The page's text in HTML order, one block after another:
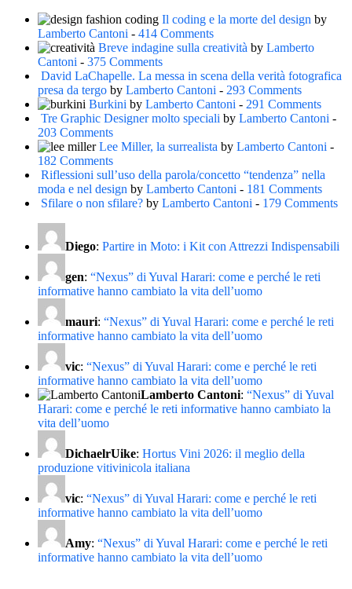
Il coding e la morte del design by
Lamberto Cantoni - 414 Comments
Breve indagine sulla creatività by Lamberto
Cantoni - 375 Comments
David LaChapelle. La messa in scena della verità fotografica
presa da tergo by Lamberto Cantoni - 293 Comments
Burkini by Lamberto Cantoni - 291 Comments
Tre Graphic Designer molto speciali by Lamberto Cantoni -
203 Comments
Lee Miller, la surrealista by Lamberto Cantoni -
182 Comments
Riflessioni sull’uso della parola/concetto “tendenza” nella
moda e nel design by Lamberto Cantoni - 181 Comments
Sfilare o non sfilare? by Lamberto Cantoni - 179 Comments
Diego: Partire in Moto: i Kit con Attrezzi Indispensabili
gen: “Nexus” di Yuval Harari: come e perché le reti
informative hanno cambiato la vita dell’uomo
mauri: “Nexus” di Yuval Harari: come e perché le reti
informative hanno cambiato la vita dell’uomo
vic: “Nexus” di Yuval Harari: come e perché le reti
informative hanno cambiato la vita dell’uomo
Lamberto Cantoni: “Nexus” di Yuval
Harari: come e perché le reti informative hanno cambiato la
vita dell’uomo
DichaelrUike: Hortus Vini 2026: il meglio della
produzione vitivinicola italiana
vic: “Nexus” di Yuval Harari: come e perché le reti
informative hanno cambiato la vita dell’uomo
Amy: “Nexus” di Yuval Harari: come e perché le reti
informative hanno cambiato la vita dell’uomo